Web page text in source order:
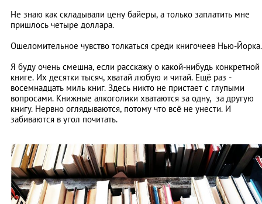
Не знаю как складывали цену байеры, а только заплатить мне
пришлось четыре доллара.
Ошеломительное чувство толкаться среди книгочеев Нью-Йорка.
Я буду очень смешна, если расскажу о какой-нибудь конкретной
книге. Их десятки тысяч, хватай любую и читай. Ещё раз -
восемнадцать миль книг. Здесь никто не пристает с глупыми
вопросами. Книжные алкоголики хватаются за одну, за другую
книгу. Нервно оглядываются, потому что всё не унести. И
забиваются в угол почитать.